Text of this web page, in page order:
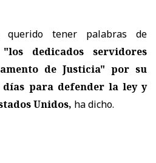
querido tener palabras de
"los dedicados servidores
de Justicia" por su
para defender la ley y
Unidos, ha dicho.